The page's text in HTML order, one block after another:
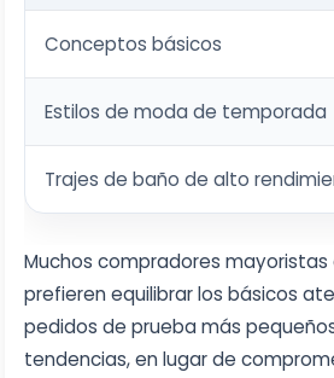
Conceptos básicos
Estilos de moda de temporada
Trajes de baño de alto
Muchos compradores
prefieren equilibrar los básicos
pedidos de prueba más
tendencias, en lugar de